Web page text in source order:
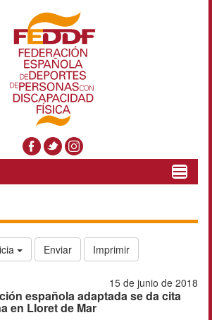
Toggle
Enviar Imprimir
15 de junio de 2018
española adaptada se da cita
en Lloret de Mar